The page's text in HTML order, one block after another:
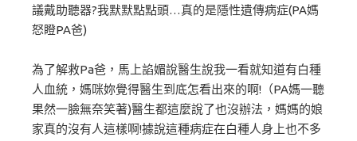
議戴助聽器?我默默點點頭…真的是隱性遺傳病症(PA媽
怒瞪PA爸)
為了解救Pa爸，馬上諂媚說醫生說我一看就知道有白種
人血統，媽咪妳覺得醫生到底怎看出來的啊!（PA媽一聽
果然一臉無奈笑著)醫生都這麼說了也沒辦法，媽媽的娘
家真的沒有人這樣啊!據說這種病症在白種人身上也不多